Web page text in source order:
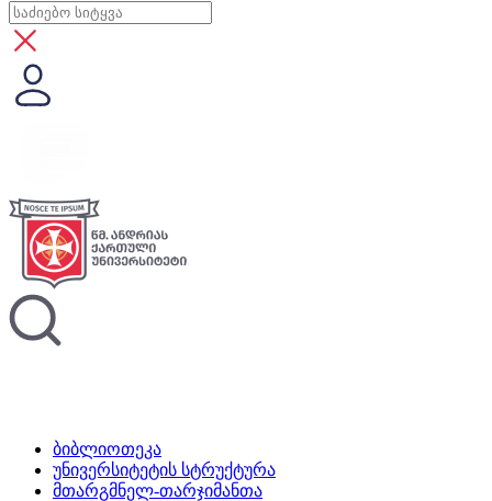
ბიბლიოთეკა
უნივერსიტეტის სტრუქტურა
მთარგმნელ-თარჯიმანთა